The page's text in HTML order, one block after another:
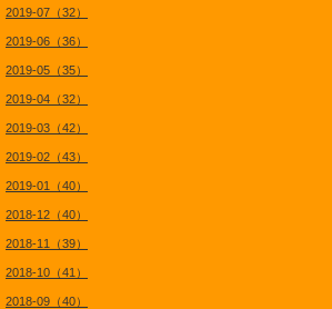
2019-07（32）
2019-06（36）
2019-05（35）
2019-04（32）
2019-03（42）
2019-02（43）
2019-01（40）
2018-12（40）
2018-11（39）
2018-10（41）
2018-09（40）